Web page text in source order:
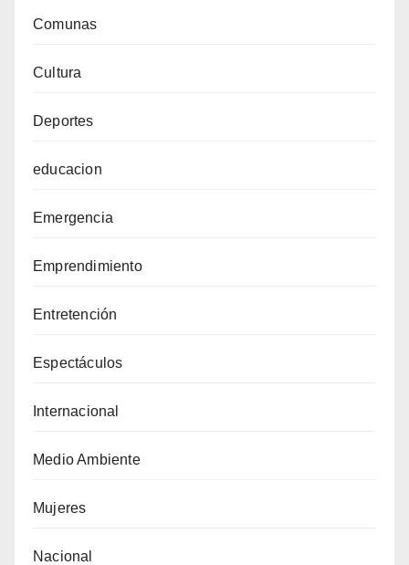
Comunas
Cultura
Deportes
educacion
Emergencia
Emprendimiento
Entretención
Espectáculos
Internacional
Medio Ambiente
Mujeres
Nacional